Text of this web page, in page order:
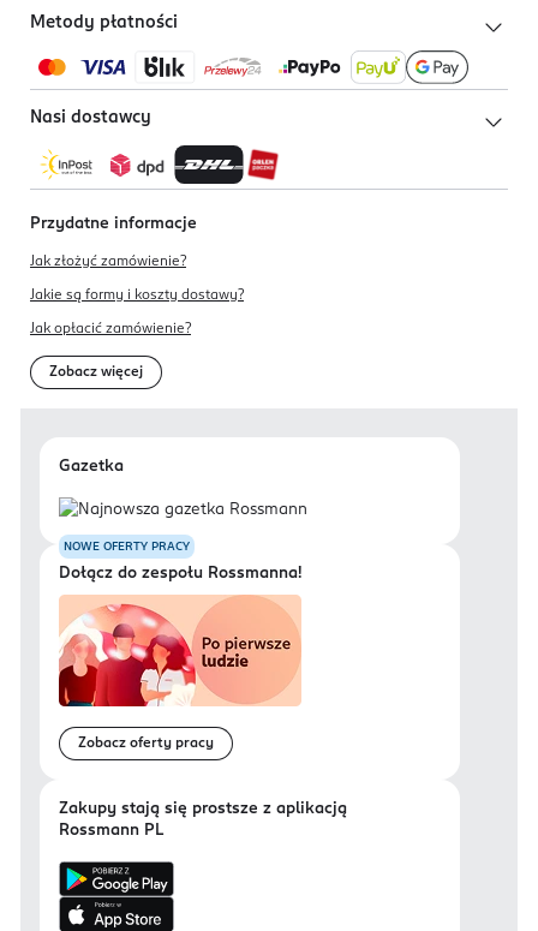
Metody płatności
Nasi dostawcy
Przydatne informacje
Jak złożyć zamówienie?
Jakie są formy i koszty dostawy?
Jak opłacić zamówienie?
Zobacz więcej
Gazetka
NOWE OFERTY PRACY
Dołącz do zespołu Rossmanna!
Zobacz oferty pracy
Zakupy stają się prostsze z aplikacją
Rossmann PL